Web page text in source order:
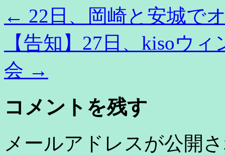
← 22日、岡崎と安城で
【告知】27日、kisoウ
会 →
コメントを残す
メールアドレスが公開